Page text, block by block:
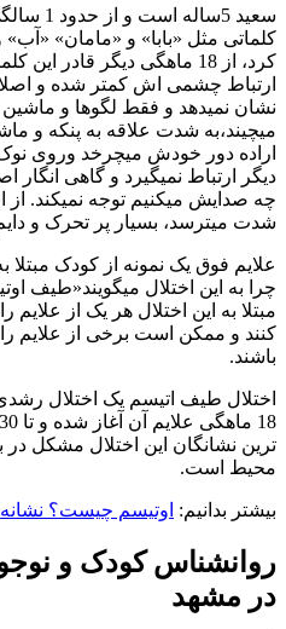
سعید
کلماتی مثل «بابا» و «مامان»
کرد، از 18 ماهگی دیگر قادر
ارتباط چشمی اش کمتر شده و اصلا
نشان نمیدهد و فقط لگوها و
میچیند،به شدت علاقه به پنکه و
اراده دور خودش میچرخد وروی نوک
دیگر ارتباط نمیگیرد و گاهی
چه صدایش میکنیم توجه نمیکند. از
شدت میترسد، بسیار پر تحرک و
علایم فوق یک نمونه از کودک
چرا به این اختلال میگویند«طیف
مبتلا به این اختلال هر یک از
کنند و ممکن است برخی از علایم
باشند.
اختلال طیف اتیسم یک اختلال
ترین نشانگان این اختلال مشکل در
محیط است.
بیشتر بدانیم: اوتیسم چیست؟ نشانه
روانشناس کودک و
در مشهد